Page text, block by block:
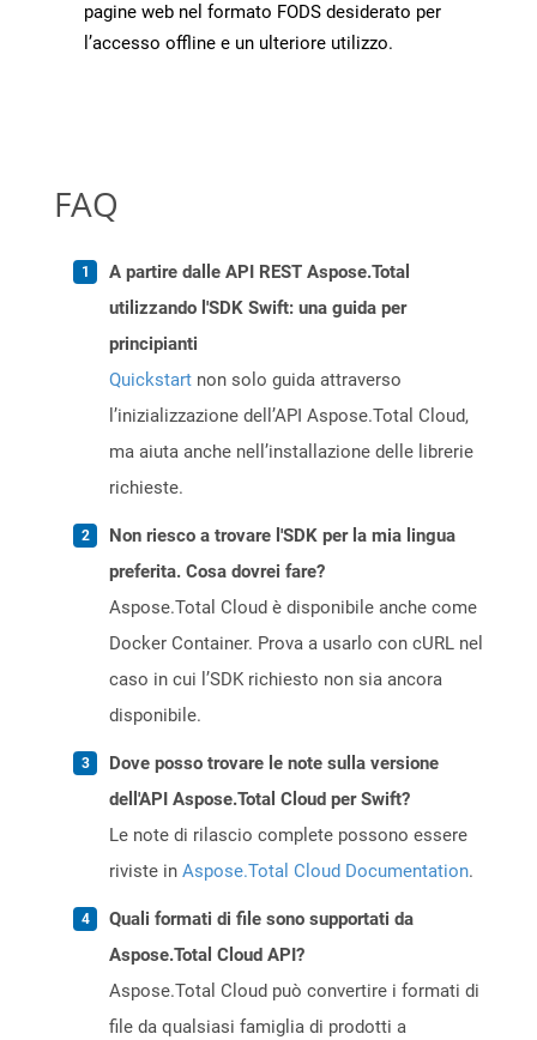
pagine web nel formato FODS desiderato per
l’accesso offline e un ulteriore utilizzo.
FAQ
A partire dalle API REST Aspose.Total
utilizzando l'SDK Swift: una guida per
principianti
Quickstart non solo guida attraverso
l’inizializzazione dell’API Aspose.Total Cloud,
ma aiuta anche nell’installazione delle librerie
richieste.
Non riesco a trovare l'SDK per la mia lingua
preferita. Cosa dovrei fare?
Aspose.Total Cloud è disponibile anche come
Docker Container. Prova a usarlo con cURL nel
caso in cui l’SDK richiesto non sia ancora
disponibile.
Dove posso trovare le note sulla versione
dell'API Aspose.Total Cloud per Swift?
Le note di rilascio complete possono essere
riviste in Aspose.Total Cloud Documentation.
Quali formati di file sono supportati da
Aspose.Total Cloud API?
Aspose.Total Cloud può convertire i formati di
file da qualsiasi famiglia di prodotti a